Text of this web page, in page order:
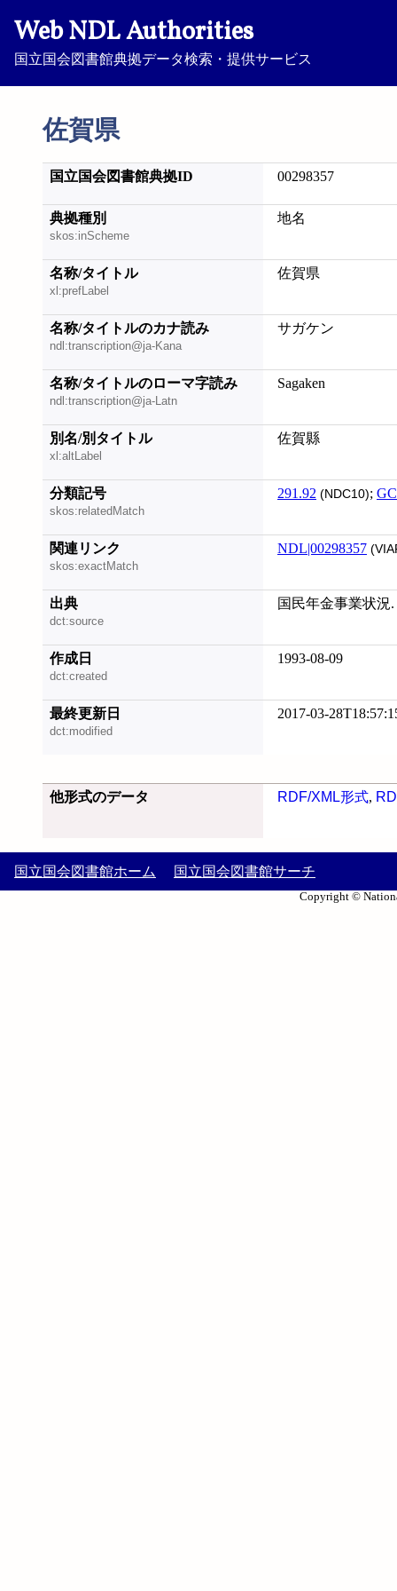
Web NDL Authorities
国立国会図書館典拠データ検索・提供サービス
佐賀県
国立国会図書館典拠ID 00298357
典拠種別
skos:inScheme
地名
名称/タイトル
xl:prefLabel
佐賀県
名称/タイトルのカナ読み
ndl:transcription@ja-Kana
サガケン
名称/タイトルのローマ字読み
ndl:transcription@ja-Latn
Sagaken
別名/別タイトル
xl:altLabel
佐賀縣
分類記号
skos:relatedMatch
291.92 (NDC10);
関連リンク
skos:exactMatch
NDL|00298357
出典
dct:source
国民年金事業状況
作成日
dct:created
1993-08-09
最終更新日
dct:modified
2017-03-
他形式のデータ RDF/XML形式,
国立国会図書館ホーム 国立国会図書館サーチ
Copyright ©